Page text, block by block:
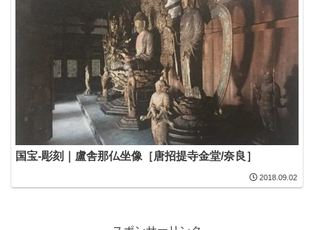
国宝-彫刻｜盧舎那仏坐像［唐招提寺金堂/奈良］
2018.09.02